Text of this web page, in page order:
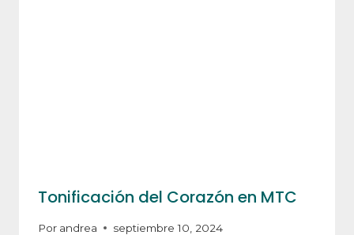
Tonificación del Corazón en MTC
Por andrea septiembre 10, 2024